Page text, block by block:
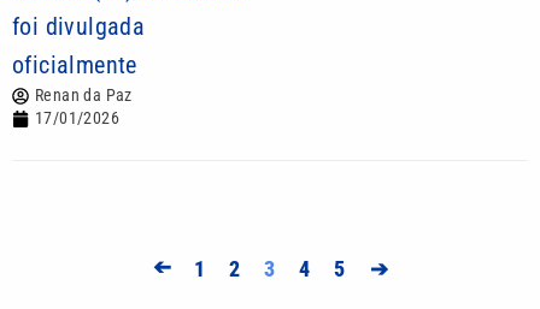
foi divulgada
oficialmente
Renan da Paz
17/01/2026
➔ 1 2 3 4 5 ➔